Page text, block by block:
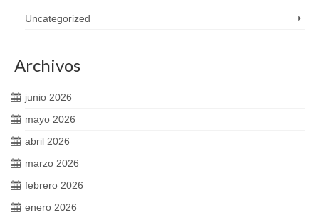
Uncategorized
Archivos
junio 2026
mayo 2026
abril 2026
marzo 2026
febrero 2026
enero 2026